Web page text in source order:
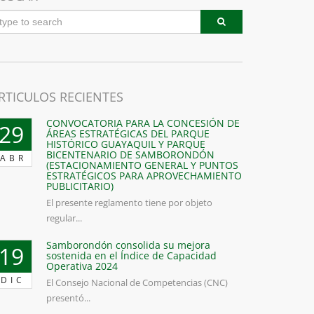
RECIENTES
ABR
CONVOCATORIA PARA LA CONCESIÓN DE
ÁREAS ESTRATÉGICAS DEL PARQUE
HISTÓRICO GUAYAQUIL Y PARQUE
BICENTENARIO DE SAMBORONDÓN
(ESTACIONAMIENTO GENERAL Y PUNTOS
ESTRATÉGICOS PARA APROVECHAMIENTO
PUBLICITARIO)
El presente reglamento tiene por objeto
regular...
DIC
Samborondón consolida su mejora
sostenida en el Índice de Capacidad
Operativa 2024
El Consejo Nacional de Competencias (CNC)
presentó...